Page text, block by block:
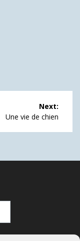
Next:
Next
Une vie de chien